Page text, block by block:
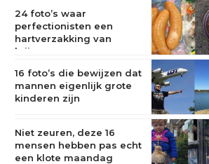
24 foto’s waar
perfectionisten een
hartverzakking van
krijgen
16 foto’s die bewijzen dat
mannen eigenlijk grote
kinderen zijn
Niet zeuren, deze 16
mensen hebben pas echt
een klote maandag